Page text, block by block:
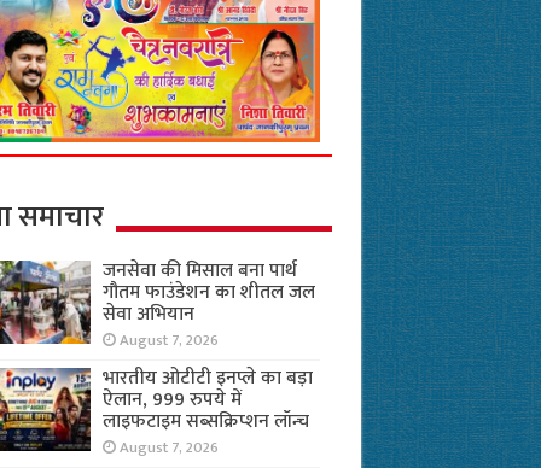
समाचार
जनसेवा की मिसाल बना पार्थ
गौतम फाउंडेशन का शीतल जल
सेवा अभियान
August 7, 2026
भारतीय ओटीटी इनप्ले का बड़ा
ऐलान, 999 रुपये में
लाइफटाइम सब्सक्रिप्शन लॉन्च
August 7, 2026